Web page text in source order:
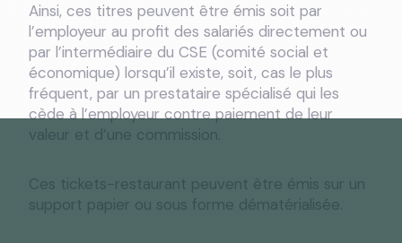
Ainsi, ces titres peuvent être émis soit par
l’employeur au profit des salariés directement ou
par l’intermédiaire du CSE (comité social et
économique) lorsqu’il existe, soit, cas le plus
fréquent, par un prestataire spécialisé qui les
cède à l’employeur contre paiement de leur
valeur et d’une commission.
Ces tickets-restaurant peuvent être émis sur un
support papier ou sous forme dématérialisée.